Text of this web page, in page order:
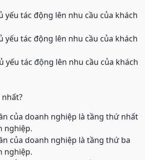
yếu tác động lên nhu cầu của khách
yếu tác động lên nhu cầu của khách
yếu tác động lên nhu cầu của khách
của doanh nghiệp là tầng thứ nhất
nghiệp.
của doanh nghiệp là tầng thứ ba
nghiệp.